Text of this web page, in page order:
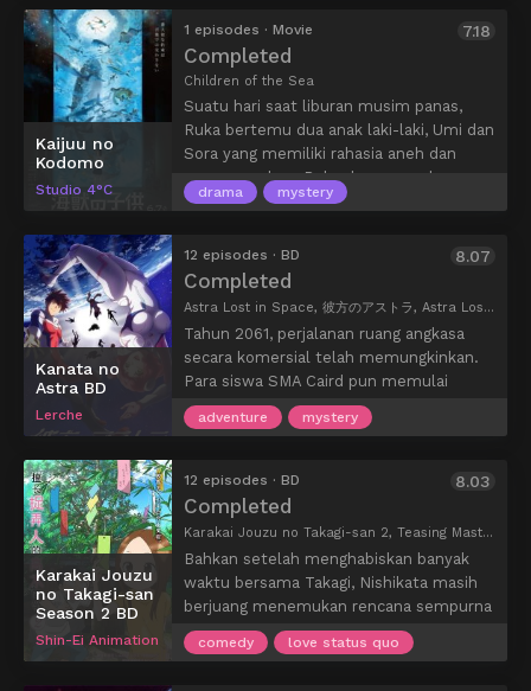
Gochuumon wa Usagi Desu ka ??: Sing
for Youadalah cerita pendek yang sehat
dan menghangatkan hati yang
menampilkan Chino dan gadis-gadis lain
dari kafe.
para petualang, mereka menuju jalan
menuju guild. Di guild, mereka berdua
menemukan bahwa mereka memiliki
sihir yang sangat kuat. Dengan demikian
siswa sekolah menengah biasa berubah
menjadi penipu terkuat …
Kaijuu no
Kodomo
Studio 4°C
1 episodes · Movie
Completed
Children of the Sea
7.18
Suatu hari saat liburan musim panas,
Ruka bertemu dua anak laki-laki, Umi dan
Sora yang memiliki rahasia aneh dan
mengagumkan. Ruka dan orang dewasa
yang mengenal mereka terjalin dalam
Sementara itu, anomali yang tak dapat
dijelaskan terjadi di seluruh dunia, semua
ikan tiba-tiba menghilang.
drama mystery
Kanata no
Astra BD
Lerche
12 episodes · BD
Completed
Astra Lost in Space, 彼方のアストラ, Astra Lost in Space
8.07
Tahun 2061, perjalanan ruang angkasa
secara komersial telah memungkinkan.
Para siswa SMA Caird pun memulai
Camp Planet mereka. Namun, setelah
Grup B5 tiba di lokasi camp, bola cahaya
tempat yang jaraknya 5012 tahun cahaya
dari planet asal. Beruntung mereka
menemukan pesawat ruang angkasa tua
sumber daya terbatas, mereka harus
bertahan dalam perjalanan panjang dan
bahaya yang mungkin muncul di Astra.
adventure mystery
Karakai Jouzu
no Takagi-san
Season 2 BD
Shin-Ei Animation
12 episodes · BD
Completed
Karakai Jouzu no Takagi-san 2, Teasing Master Takagi-san 2, からかい上手の高木さん2, Skilled Teaser Takagi-san 2nd Season, Karakai Jouzu no Takagi-san Second Season
8.03
Bahkan setelah menghabiskan banyak
waktu bersama Takagi, Nishikata masih
berjuang menemukan rencana sempurna
untuk mengalahkan penggoda ahli. Adu
kecerdasan, adu ketangkasan fisik, ujian
comedy love status quo